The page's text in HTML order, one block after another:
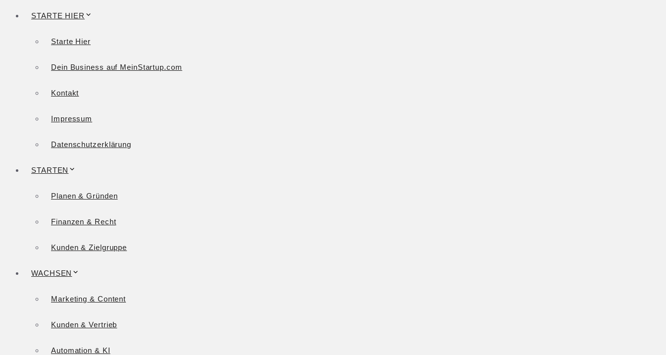
STARTE HIER
Starte Hier
Dein Business auf MeinStartup.com
Kontakt
Impressum
Datenschutzerklärung
STARTEN
Planen & Gründen
Finanzen & Recht
Kunden & Zielgruppe
WACHSEN
Marketing & Content
Kunden & Vertrieb
Automation & KI